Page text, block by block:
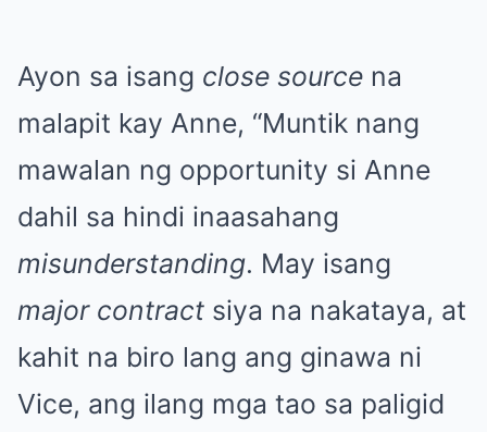
Ayon sa isang close source na
malapit kay Anne, “Muntik nang
mawalan ng opportunity si Anne
dahil sa hindi inaasahang
misunderstanding. May isang
major contract siya na nakataya, at
kahit na biro lang ang ginawa ni
Vice, ang ilang mga tao sa paligid